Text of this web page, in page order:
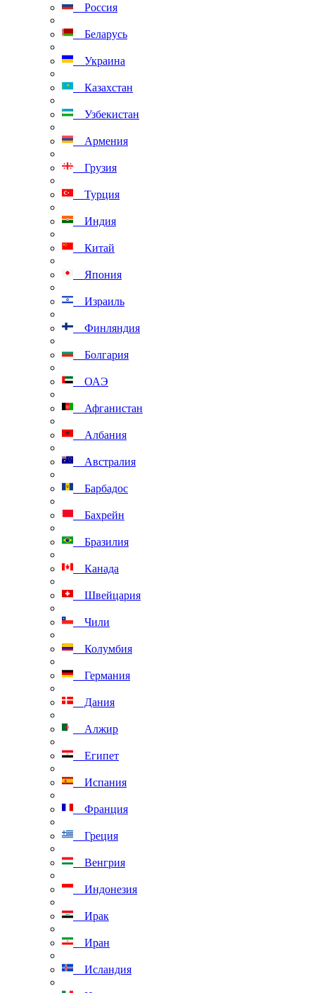
Россия
Беларусь
Украина
Казахстан
Узбекистан
Армения
Грузия
Турция
Индия
Китай
Япония
Израиль
Финляндия
Болгария
ОАЭ
Афганистан
Албания
Австралия
Барбадос
Бахрейн
Бразилия
Канада
Швейцария
Чили
Колумбия
Германия
Дания
Алжир
Египет
Испания
Франция
Греция
Венгрия
Индонезия
Ирак
Иран
Исландия